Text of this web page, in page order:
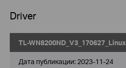
Driver
TL-WN8200ND_V3_170627_Linux
Дата публикации: 2023-11-24